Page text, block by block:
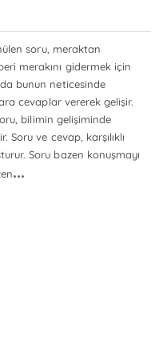
soru, meraktan
merakını gidermek için
bunun neticesinde
cevaplar vererek gelişir.
bilimin gelişiminde
Soru ve cevap, karşılıklı
Soru bazen konuşmayı
...